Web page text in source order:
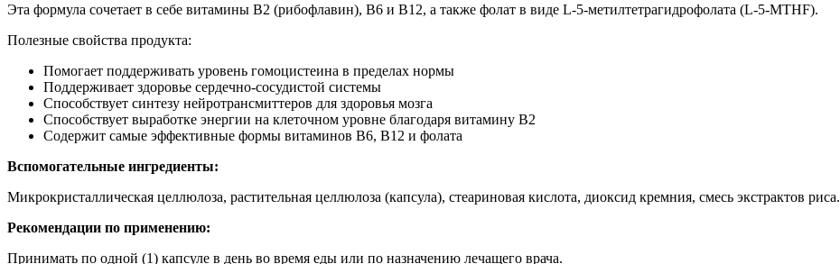
Эта формула сочетает в себе витамины B2 (рибофлавин), B6 и B12, а также фолат в виде L-5-метилтетрагидрофолата (L-5-MTHF).
Полезные свойства продукта:
Помогает поддерживать уровень гомоцистеина в пределах нормы
Поддерживает здоровье сердечно-сосудистой системы
Способствует синтезу нейротрансмиттеров для здоровья мозга
Способствует выработке энергии на клеточном уровне благодаря витамину B2
Содержит самые эффективные формы витаминов B6, B12 и фолата
Вспомогательные ингредиенты:
Микрокристаллическая целлюлоза, растительная целлюлоза (капсула), стеариновая кислота, диоксид кремния, смесь экстрактов риса.
Рекомендации по применению:
Принимать по одной (1) капсуле в день во время еды или по назначению лечащего врача.